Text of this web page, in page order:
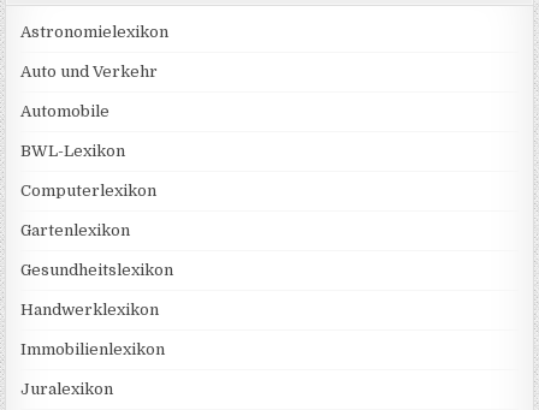
Astronomielexikon
Auto und Verkehr
Automobile
BWL-Lexikon
Computerlexikon
Gartenlexikon
Gesundheitslexikon
Handwerklexikon
Immobilienlexikon
Juralexikon